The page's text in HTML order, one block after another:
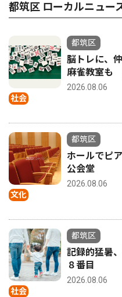
都筑区 ローカルニュー
社会
都筑区
脳トレに、
麻雀教室も
2026.08.06
文化
都筑区
ホールでピ
公会堂
2026.08.06
社会
都筑区
記録的猛暑
８番目
2026.08.06